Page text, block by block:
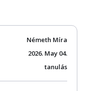
Németh Míra
2026. May 04.
tanulás